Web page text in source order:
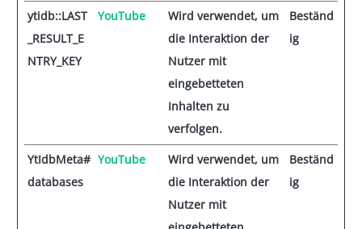
ytidb::LAST
_RESULT_E
NTRY_KEY
YouTube
Wird verwendet, um
die Interaktion der
Nutzer mit
eingebetteten
Inhalten zu
verfolgen.
Beständ
ig
YtIdbMeta#
databases
YouTube
Wird verwendet, um
die Interaktion der
Nutzer mit
Beständ
ig